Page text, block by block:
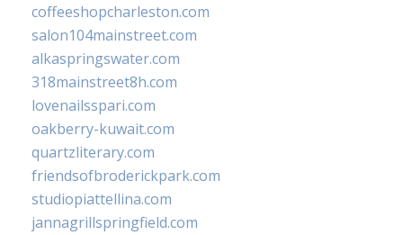
coffeeshopcharleston.com
salon104mainstreet.com
alkaspringswater.com
318mainstreet8h.com
lovenailsspari.com
oakberry-kuwait.com
quartzliterary.com
friendsofbroderickpark.com
studiopiattellina.com
jannagrillspringfield.com